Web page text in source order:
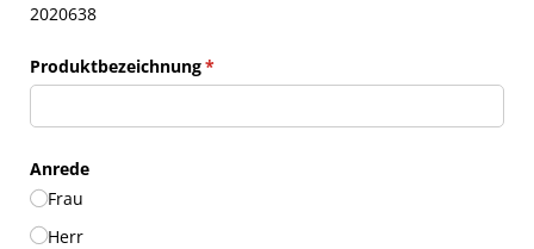
2020638
Produktbezeichnung*
(erforderlich)
Anrede
Frau
Herr